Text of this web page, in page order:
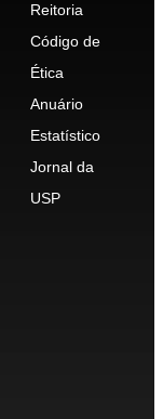
Reitoria
Código de
Ética
Anuário
Estatístico
Jornal da
USP